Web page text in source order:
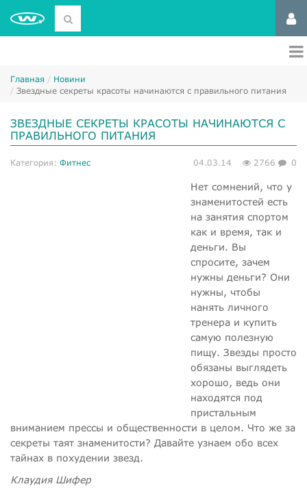
Главная
Новини
Звездные секреты красоты начинаются с правильного питания
ЗВЕЗДНЫЕ СЕКРЕТЫ КРАСОТЫ НАЧИНАЮТСЯ С
ПРАВИЛЬНОГО ПИТАНИЯ
Категория: Фитнес 04.03.14 2766 0
Нет сомнений, что у
знаменитостей есть
на занятия спортом
как и время, так и
деньги. Вы
спросите, зачем
нужны деньги? Они
нужны, чтобы
нанять личного
тренера и купить
самую полезную
пищу. Звезды просто
обязаны выглядеть
хорошо, ведь они
находятся под
пристальным
вниманием прессы и общественности в целом. Что же за
секреты таят знаменитости? Давайте узнаем обо всех
тайнах в похудении звезд.
Клаудия Шифер